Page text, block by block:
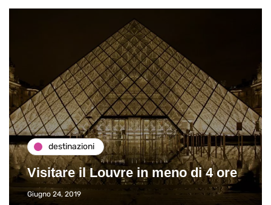
destinazioni
Visitare il Louvre in meno di 4 ore
Giugno 24, 2019